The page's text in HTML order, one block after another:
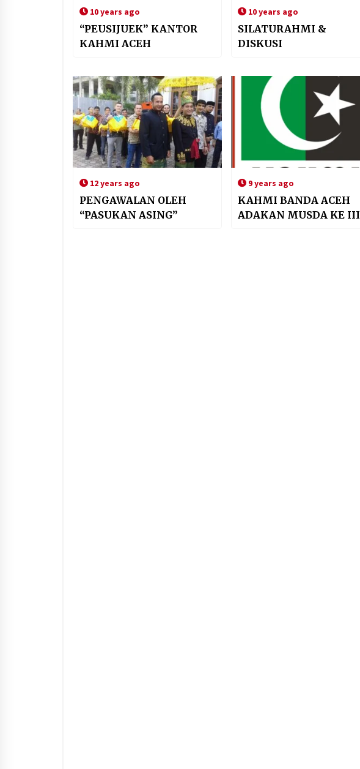
10 years ago
“PEUSIJUEK” KANTOR
KAHMI ACEH
10 years ago
SILATURAHMI &
DISKUSI
12 years ago
PENGAWALAN OLEH
“PASUKAN ASING”
9 years ago
KAHMI BANDA ACEH
ADAKAN MUSDA KE III